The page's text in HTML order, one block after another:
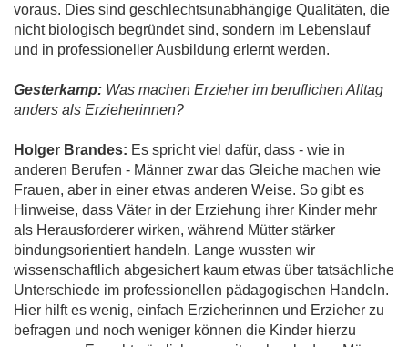
voraus. Dies sind geschlechtsunabhängige Qualitäten, die
nicht biologisch begründet sind, sondern im Lebenslauf
und in professioneller Ausbildung erlernt werden.
Gesterkamp: Was machen Erzieher im beruflichen Alltag
anders als Erzieherinnen?
Holger Brandes: Es spricht viel dafür, dass - wie in
anderen Berufen - Männer zwar das Gleiche machen wie
Frauen, aber in einer etwas anderen Weise. So gibt es
Hinweise, dass Väter in der Erziehung ihrer Kinder mehr
als Herausforderer wirken, während Mütter stärker
bindungsorientiert handeln. Lange wussten wir
wissenschaftlich abgesichert kaum etwas über tatsächliche
Unterschiede im professionellen pädagogischen Handeln.
Hier hilft es wenig, einfach Erzieherinnen und Erzieher zu
befragen und noch weniger können die Kinder hierzu